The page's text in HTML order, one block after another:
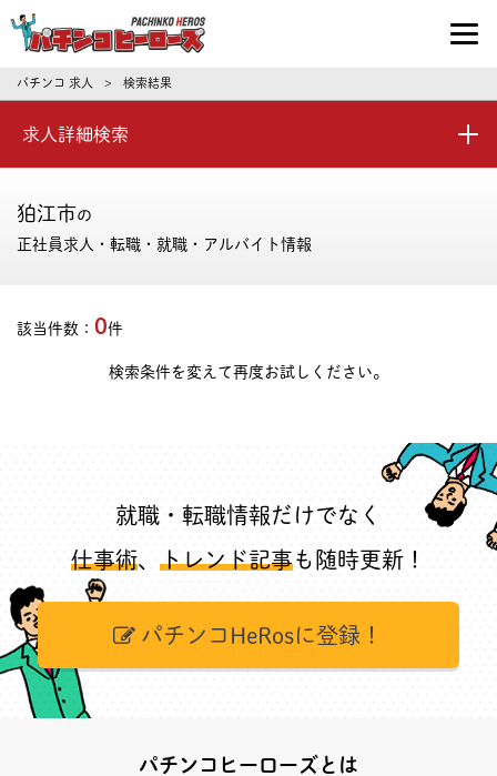
パチンコ求人・転職ならパチンコヒーロ
パチンコ 求人 > 検索結果
求人詳細検索
狛江市の
正社員求人・転職・就職・アルバイト情報
該当件数： 0件
検索条件を変えて再度お試しください。
就職・転職情報だけでなく
仕事術、 トレンド記事も随時更新！
パチンコHeRosに登録！
パチンコヒーローズとは